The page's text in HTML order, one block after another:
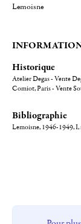
Lemoisne
Historique
Atelier Degas - Vente
Comiot, Paris - Vente
Bibliographie
Lemoisne, 1946-1949, I,